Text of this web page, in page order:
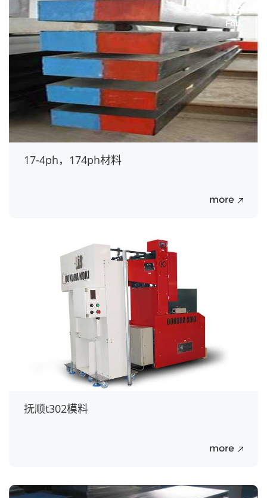
13
Feb.
17-4ph，174ph材料
more
抚顺t302模料
more